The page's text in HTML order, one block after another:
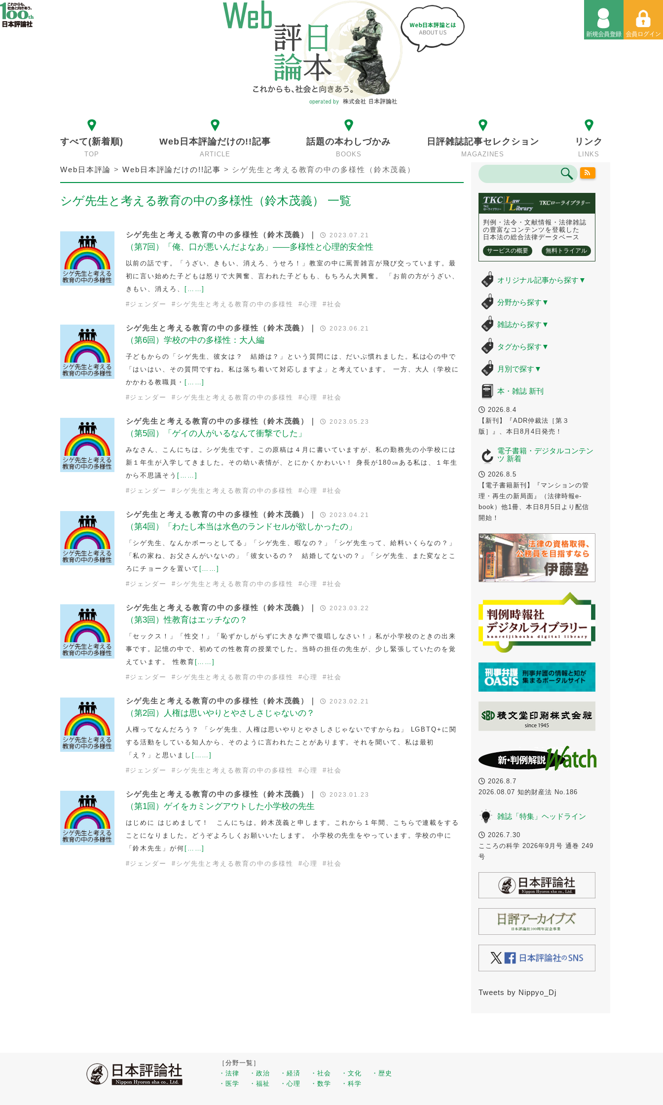
すべて(新着順)
TOP
Web日本評論だけの!!記事
ARTICLE
話題の本わしづかみ
BOOKS
日評雑誌記事セレクション
MAGAZINES
リンク
LINKS
Web日本評論 >Web日本評論だけの!!記事 > シゲ先生と考える教育の中の多様性（鈴木茂義）
シゲ先生と考える教育の中の多様性（鈴木茂義） 一覧
シゲ先生と考える教育の中の多様性（鈴木茂義）｜ 2023.07.21
（第7回）「俺、口が悪いんだよなあ」――多様性と心理的安全性
以前の話です。「うざい、きもい、消えろ、うせろ！」教室の中に罵詈雑言が飛び交っています。最
初に言い始めた子どもは怒りで大興奮、言われた子どもも、もちろん大興奮。 「お前の方がうざい、
きもい、消えろ、
[……]
#ジェンダー # シゲ先生と考える教育の中の多様性 #心理 #社会
シゲ先生と考える教育の中の多様性（鈴木茂義）｜ 2023.06.21
（第6回）学校の中の多様性：大人編
子どもからの「シゲ先生、彼女は？ 結婚は？」という質問には、だいぶ慣れました。私は心の中で
「はいはい、その質問ですね。私は落ち着いて対応しますよ」と考えています。 一方、大人（学校に
かかわる教職員・ [……]
#ジェンダー # シゲ先生と考える教育の中の多様性 #心理 #社会
シゲ先生と考える教育の中の多様性（鈴木茂義）｜ 2023.05.23
（第5回）「ゲイの人がいるなんて衝撃でした」
みなさん、こんにちは。シゲ先生です。この原稿は４月に書いていますが、私の勤務先の小学校には
新１年生が入学してきました。その幼い表情が、とにかくかわいい！ 身長が180㎝ある私は、１年生
から不思議そう [……]
#ジェンダー # シゲ先生と考える教育の中の多様性 #心理 #社会
シゲ先生と考える教育の中の多様性（鈴木茂義）｜ 2023.04.21
（第4回）「わたし本当は水色のランドセルが欲しかったの」
「シゲ先生、なんかボーっとしてる」「シゲ先生、暇なの？」「シゲ先生って、給料いくらなの？」
「私の家ね、お父さんがいないの」「彼女いるの？ 結婚してないの？」「シゲ先生、また変なとこ
ろにチョークを置いて [……]
#ジェンダー # シゲ先生と考える教育の中の多様性 #心理 #社会
シゲ先生と考える教育の中の多様性（鈴木茂義）｜ 2023.03.22
（第3回）性教育はエッチなの？
「セックス！」「性交！」「恥ずかしがらずに大きな声で復唱しなさい！」私が小学校のときの出来
事です。記憶の中で、初めての性教育の授業でした。当時の担任の先生が、少し緊張していたのを覚
えています。 性教育 [……]
#ジェンダー # シゲ先生と考える教育の中の多様性 #心理 #社会
シゲ先生と考える教育の中の多様性（鈴木茂義）｜ 2023.02.21
（第2回）人権は思いやりとやさしさじゃないの？
人権ってなんだろう？ 「シゲ先生、人権は思いやりとやさしさじゃないですからね」 LGBTQ+に関
する活動をしている知人から、そのように言われたことがあります。それを聞いて、私は最初
「え？」と思いまし [……]
#ジェンダー # シゲ先生と考える教育の中の多様性 #心理 #社会
シゲ先生と考える教育の中の多様性（鈴木茂義）｜ 2023.01.23
（第1回）ゲイをカミングアウトした小学校の先生
はじめに はじめまして！ こんにちは。鈴木茂義と申します。これから１年間、こちらで連載をする
ことになりました。どうぞよろしくお願いいたします。 小学校の先生をやっています。学校の中に
「鈴木先生」が何 [……]
#ジェンダー # シゲ先生と考える教育の中の多様性 #心理 #社会
判例・法令・文献情報・法律雑誌
の豊富なコンテンツを登載した
日本法の総合法律データベース
サービスの概要 無料トライアル
オリジナル記事から探す ▼
分野から探す ▼
雑誌から探す ▼
タグから探す ▼
月別で探す ▼
本・雑誌 新刊
2026.8.4
【新刊】『ADR仲裁法［第３
版］』、本日8月4日発売！
電子書籍・デジタルコンテン
ツ 新着
2026.8.5
【電子書籍新刊】『マンションの管
理・再生の新局面』（法律時報e-
book）他1冊、本日8月5日より配信
開始！
2026.8.7
2026.08.07 知的財産法 No.186
雑誌「特集」ヘッドライン
2026.7.30
こころの科学 2026年9月号 通巻 249
号
Tweets by Nippyo_Dj
［分野一覧］
・法律
・政治 ・経済 ・社会 ・文化
・歴史
・医学
・福祉 ・心理 ・数学 ・科学